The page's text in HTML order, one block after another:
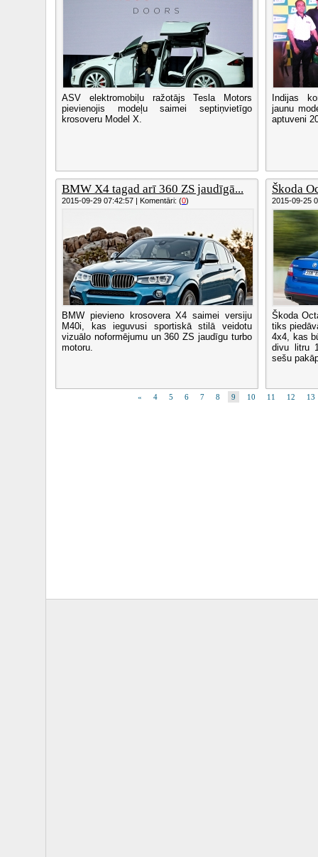
ASV elektromobiļu ražotājs Tesla Motors
pievienojis modeļu saimei septiņvietīgo
krosoveru Model X.
Indijas
jaunu
aptuveni
BMW X4 tagad arī 360 ZS jaudīgā...
2015-09-29 07:42:57 | Komentāri: (0)
BMW pievieno krosovera X4 saimei versiju
M40i, kas ieguvusi sportiskā stilā veidotu
vizuālo noformējumu un 360 ZS jaudīgu turbo
motoru.
Škoda
2015-09-25
Škoda
tiks
4x4, kas
divu litru
sešu
« 4 5 6 7 8 9 10 11 12 13